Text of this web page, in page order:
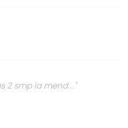
2 smp ia mend..."